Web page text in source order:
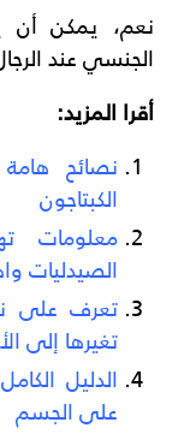
نعم، يمكن أن
الجنسي عند
أقرا المزيد:
نصائح
الكبتاجون
معلومات
الصيدليات
تعرف على
تغيرها إلى
الدليل
على الجسم